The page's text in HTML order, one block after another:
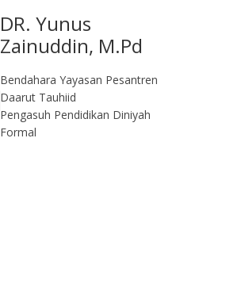
DR. Yunus
Zainuddin, M.Pd
Bendahara Yayasan Pesantren
Daarut Tauhiid
Pengasuh Pendidikan Diniyah
Formal